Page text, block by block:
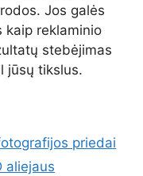
Jos galės
kaip reklaminio
stebėjimas
jūsų tikslus.
priedai
aliejaus